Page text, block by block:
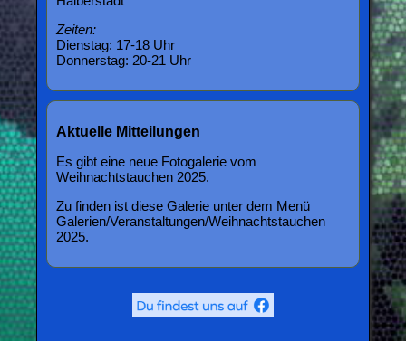
Zeiten:
Dienstag: 17-18 Uhr
Donnerstag: 20-21 Uhr
Aktuelle Mitteilungen
Es gibt eine neue Fotogalerie vom
Weihnachtstauchen 2025.
Zu finden ist diese Galerie unter dem Menü
Galerien/Veranstaltungen/Weihnachtstauchen
2025.